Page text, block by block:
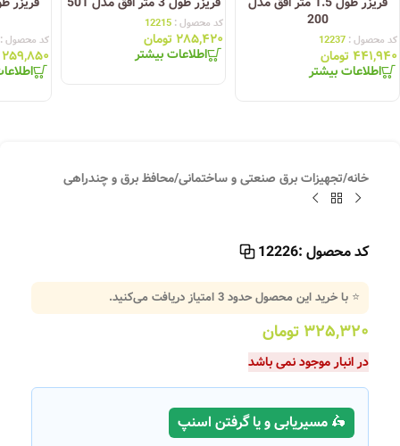
200
کد محصول : 12237
۴۴۱,۹۴۰ تومان
اطلاعات بیشتر
کد محصول : 12215
۲۸۵,۴۲۰ تومان
اطلاعات بیشتر
کد محصول
۲۵۹,۸۵۰
خانه/تجهیزات برق صنعتی و ساختمانی/محافظ برق و چندراهی
کد محصول :12226
⭐ با خرید این محصول حدود3امتیاز دریافت می‌کنید.
۳۲۵,۳۲۰ تومان
در انبار موجود نمی باشد
🛵 مسیریابی و یا گرفتن اسنپ